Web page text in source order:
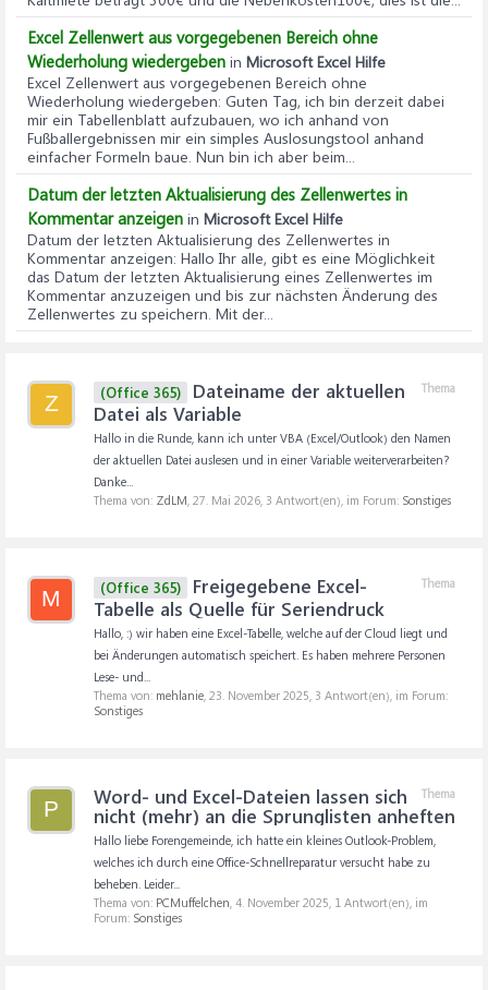
Excel Zellenwert aus vorgegebenen Bereich ohne
Wiederholung wiedergeben in Microsoft Excel Hilfe
Excel Zellenwert aus vorgegebenen Bereich ohne
Wiederholung wiedergeben: Guten Tag, ich bin derzeit dabei
mir ein Tabellenblatt aufzubauen, wo ich anhand von
Fußballergebnissen mir ein simples Auslosungstool anhand
einfacher Formeln baue. Nun bin ich aber beim...
Datum der letzten Aktualisierung des Zellenwertes in
Kommentar anzeigen in Microsoft Excel Hilfe
Datum der letzten Aktualisierung des Zellenwertes in
Kommentar anzeigen: Hallo Ihr alle, gibt es eine Möglichkeit
das Datum der letzten Aktualisierung eines Zellenwertes im
Kommentar anzuzeigen und bis zur nächsten Änderung des
Zellenwertes zu speichern. Mit der...
Z
Thema
(Office 365)
Dateiname der aktuellen
Datei als Variable
Hallo in die Runde, kann ich unter VBA (Excel/Outlook) den Namen
der aktuellen Datei auslesen und in einer Variable weiterverarbeiten?
Danke...
Thema von: ZdLM, 27. Mai 2026, 3 Antwort(en), im Forum: Sonstiges
M
Thema
(Office 365)
Freigegebene Excel-
Tabelle als Quelle für Seriendruck
Hallo, :) wir haben eine Excel-Tabelle, welche auf der Cloud liegt und
bei Änderungen automatisch speichert. Es haben mehrere Personen
Lese- und...
Thema von: mehlanie, 23. November 2025, 3 Antwort(en), im Forum:
Sonstiges
P
Thema
Word- und Excel-Dateien lassen sich
nicht (mehr) an die Sprunglisten anheften
Hallo liebe Forengemeinde, ich hatte ein kleines Outlook-Problem,
welches ich durch eine Office-Schnellreparatur versucht habe zu
beheben. Leider...
Thema von: PCMuffelchen, 4. November 2025, 1 Antwort(en), im
Forum: Sonstiges